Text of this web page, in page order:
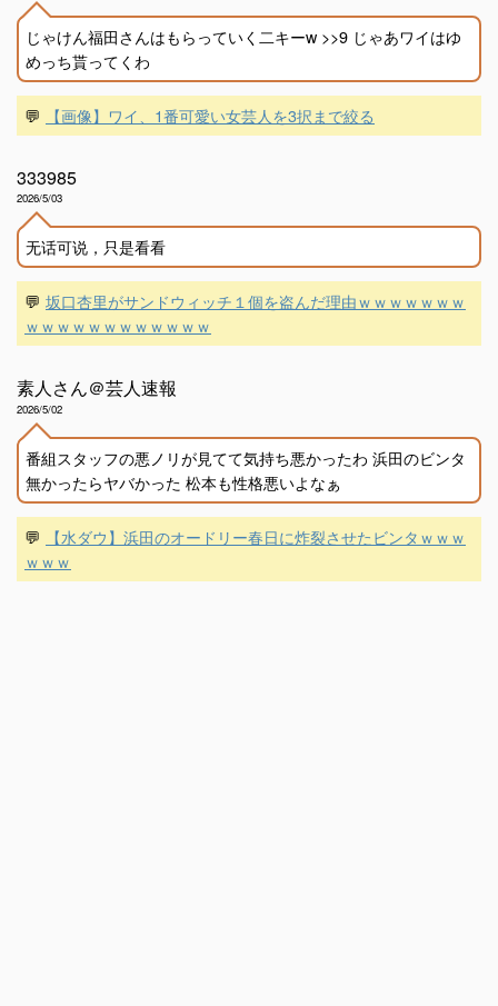
じゃけん福田さんはもらっていく二キーw >>9 じゃあワイはゆ
めっち貰ってくわ
💬 【画像】ワイ、1番可愛い女芸人を3択まで絞る
333985
2026/5/03
无话可说，只是看看
💬 坂口杏里がサンドウィッチ１個を盗んだ理由ｗｗｗｗｗｗｗ
ｗｗｗｗｗｗｗｗｗｗｗｗ
素人さん＠芸人速報
2026/5/02
番組スタッフの悪ノリが見てて気持ち悪かったわ 浜田のビンタ
無かったらヤバかった 松本も性格悪いよなぁ
💬
【水ダウ】浜田のオードリー春日に炸裂させたビンタｗｗｗ
ｗｗｗ